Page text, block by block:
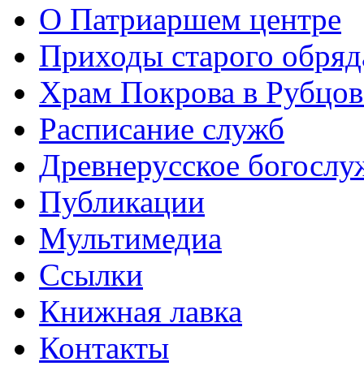
О Патриаршем центре
Приходы старого
Храм Покрова в
Расписание служб
Древнерусское
Публикации
Мультимедиа
Ссылки
Книжная лавка
Контакты